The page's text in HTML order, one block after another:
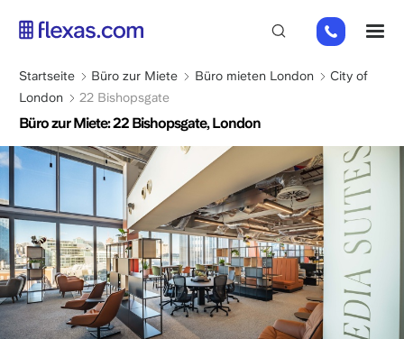
zum
+44
(0)
2045
Pfadnavigation
Startseite Büro zur Miete Büro mieten London
City of
London
22 Bishopsgate
Büro zur Miete: 22 Bishopsgate, London